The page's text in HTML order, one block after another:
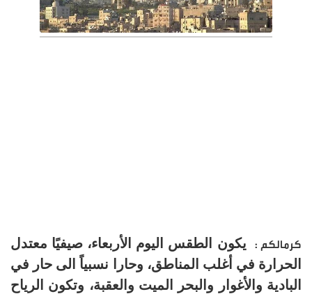
كرمالكم :
يكون الطقس اليوم الأربعاء، صيفيًا معتدل
الحرارة في أغلب المناطق، وحارا نسبياً الى حار في
البادية والأغوار والبحر الميت والعقبة، وتكون الرياح